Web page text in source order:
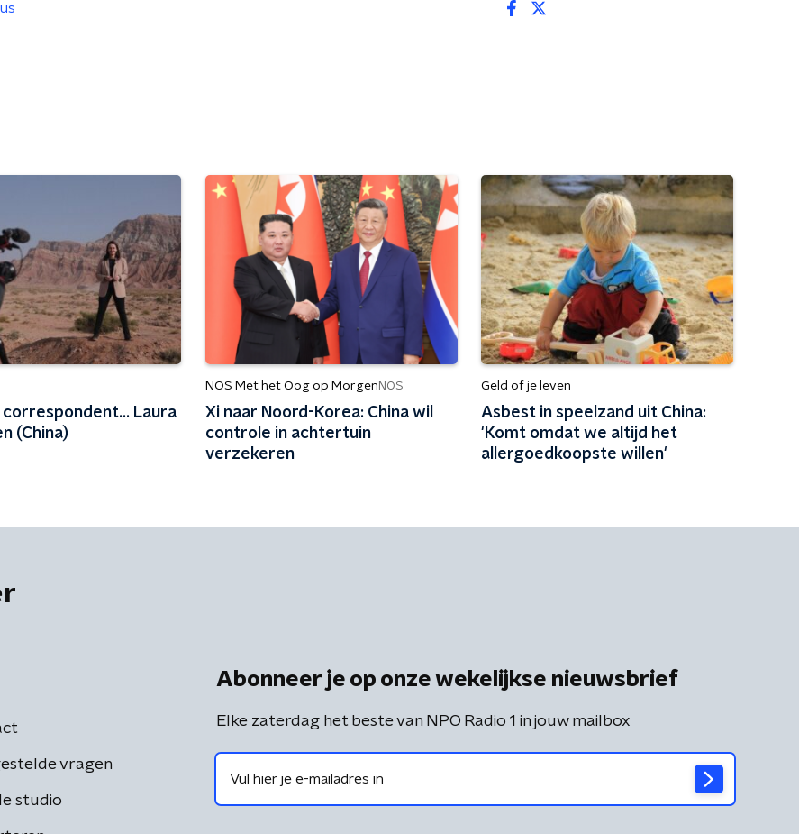
correspondent... Laura
(China)
NOS Met het Oog op Morgen NOS
Xi naar Noord-Korea: China wil
controle in achtertuin
verzekeren
Geld of je leven
Asbest in speelzand uit China:
'Komt omdat we altijd het
allergoedkoopste willen'
vragen
studio
Abonneer je op onze wekelijkse nieuwsbrief
Elke zaterdag het beste van NPO Radio 1 in jouw mailbox